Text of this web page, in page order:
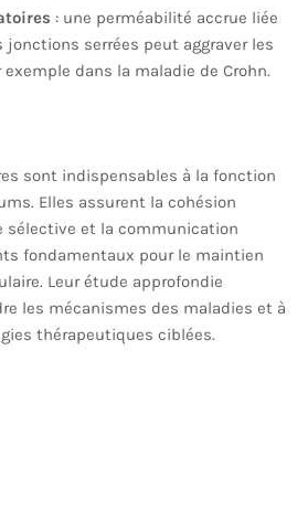
: une perméabilité accrue liée
jonctions serrées peut aggraver les
dans la maladie de Crohn.
sont indispensables à la fonction
Elles assurent la cohésion
sélective et la communication
fondamentaux pour le maintien
Leur étude approfondie
les mécanismes des maladies et à
thérapeutiques ciblées.